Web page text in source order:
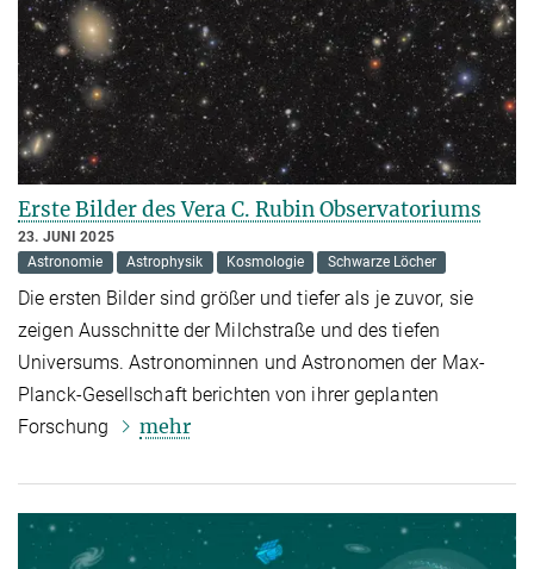
Erste Bilder des Vera C. Rubin Observatoriums
23. JUNI 2025
Astronomie
Astrophysik Kosmologie Schwarze Löcher
Die ersten Bilder sind größer und tiefer als je zuvor, sie
zeigen Ausschnitte der Milchstraße und des tiefen
Universums. Astronominnen und Astronomen der Max-
Planck-Gesellschaft berichten von ihrer geplanten
Forschung
mehr